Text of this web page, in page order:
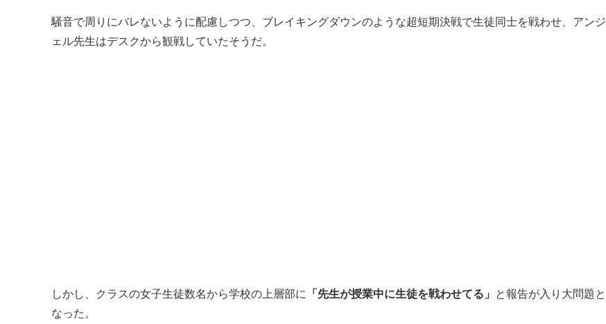
騒音で周りにバレないように配慮しつつ、ブレイキングダウンのような超短期決戦で生徒同士を戦わせ、アンジ
ェル先生はデスクから観戦していたそうだ。
しかし、クラスの女子生徒数名から学校の上層部に 「先生が授業中に生徒を戦わせてる」
と報告が入り大問題と
なった。